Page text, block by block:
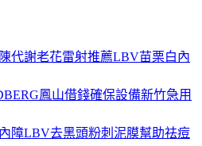
代謝老花雷射推薦LBV苗栗白內
鳳山借錢確保設備新竹急用
障LBV去黑頭粉刺泥膜幫助祛痘